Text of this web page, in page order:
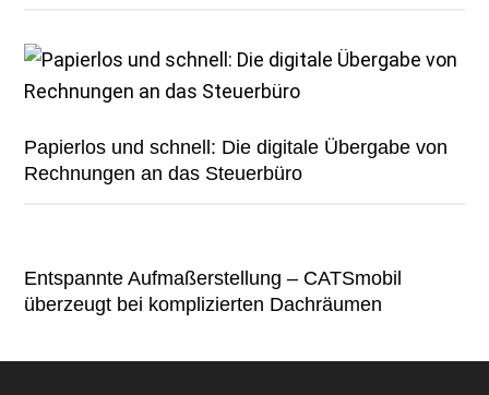
Papierlos und schnell: Die digitale Übergabe von
Rechnungen an das Steuerbüro
Entspannte Aufmaßerstellung – CATSmobil
überzeugt bei komplizierten Dachräumen